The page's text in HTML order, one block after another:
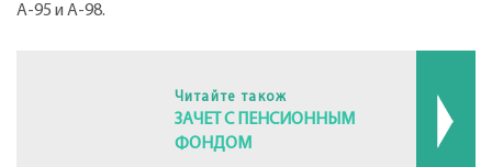
А-95 и А-98.
Читайте також
ЗАЧЕТ С ПЕНСИОННЫМ
ФОНДОМ